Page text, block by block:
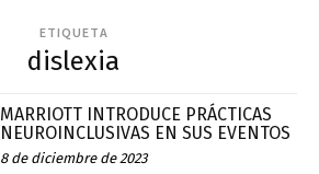
ETIQUETA
dislexia
MARRIOTT INTRODUCE PRÁCTICAS
NEUROINCLUSIVAS EN SUS EVENTOS
8 de diciembre de 2023